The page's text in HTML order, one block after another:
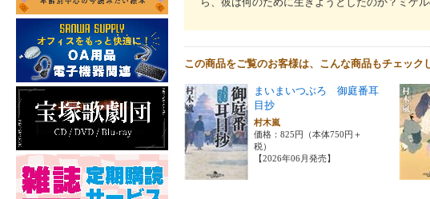
この商品をご覧のお客様は、こんな商品もチェック
まいまいつぶろ 御庭番耳
目抄
村木嵐
価格：825円（本体750円＋
税）
【2026年06月発売】